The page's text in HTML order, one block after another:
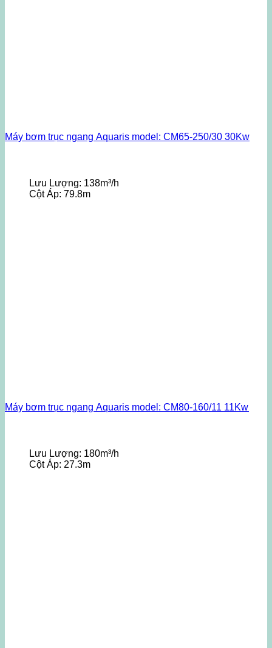
Máy bơm trục ngang Aquaris model: CM65-250/30 30Kw
Lưu Lượng: 138m³/h
Cột Áp: 79.8m
Máy bơm trục ngang Aquaris model: CM80-160/11 11Kw
Lưu Lượng: 180m³/h
Cột Áp: 27.3m